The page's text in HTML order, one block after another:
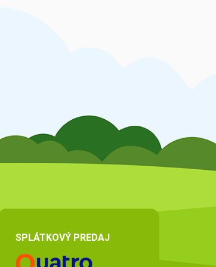
SPLÁTKOVÝ PREDAJ